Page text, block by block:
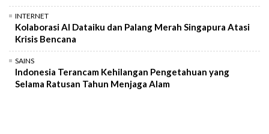
INTERNET
Kolaborasi AI Dataiku dan Palang Merah Singapura Atasi
Krisis Bencana
SAINS
Indonesia Terancam Kehilangan Pengetahuan yang
Selama Ratusan Tahun Menjaga Alam